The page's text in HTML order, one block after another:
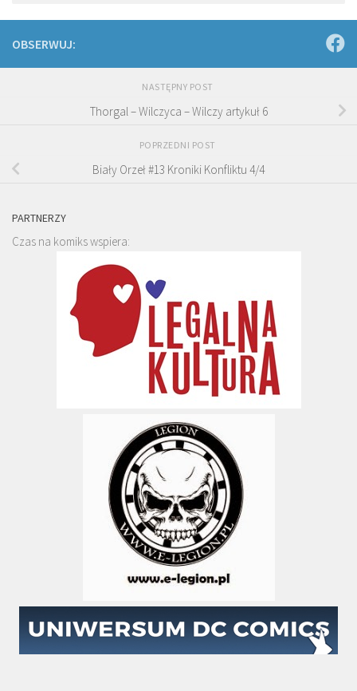
OBSERWUJ:
NASTĘPNY POST
Thorgal – Wilczyca – Wilczy artykuł 6
POPRZEDNI POST
Biały Orzeł #13 Kroniki Konfliktu 4/4
PARTNERZY
Czas na komiks wspiera: